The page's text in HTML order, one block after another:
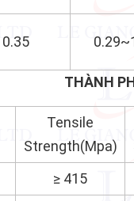
0.35
THÀNH
Tensile
Strength(Mpa)
≥ 415